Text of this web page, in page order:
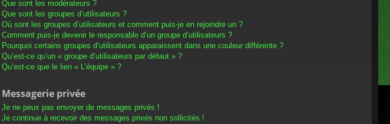
Que sont les modérateurs ?
Que sont les groupes d’utilisateurs ?
Où sont les groupes d’utilisateurs et comment puis-je en rejoindre un ?
Comment puis-je devenir le responsable d’un groupe d’utilisateurs ?
Pourquoi certains groupes d’utilisateurs apparaissent dans une couleur différente ?
Qu’est-ce qu’un « groupe d’utilisateurs par défaut » ?
Qu’est-ce que le lien « L’équipe » ?
Messagerie privée
Je ne peux pas envoyer de messages privés !
Je continue à recevoir des messages privés non sollicités !